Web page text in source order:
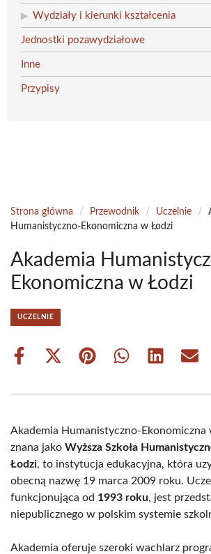
Wydziały i kierunki kształcenia
Jednostki pozawydziałowe
Inne
Przypisy
Strona główna / Przewodnik / Uczelnie /
Humanistyczno-Ekonomiczna w Łodzi
Akademia
Ekonomiczna w Łodzi
UCZELNIE
Share
Share
(Twitter)
Share Share Share Share
Akademia Humanistyczno-Ekonomiczna
znana jako Wyższa Szkoła
Łodzi, to instytucja edukacyjna, która
obecną nazwę 19 marca 2009 roku.
funkcjonująca od 1993 roku, jest
niepublicznego w polskim systemie
Akademia oferuje szeroki wachlarz